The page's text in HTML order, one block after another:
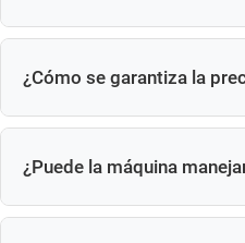
Sistema de control CNC/
¿Cómo se garantiza la
Husillo de alta precisión,
¿Puede la máquina
Sí, apto para acero al